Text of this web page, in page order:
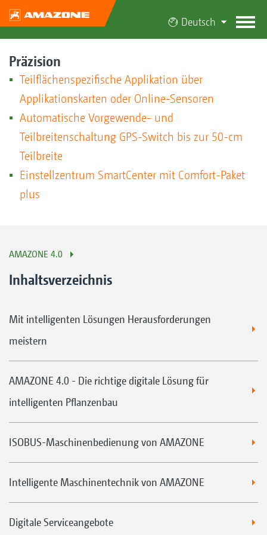
Deutsch
Präzision
Teilflächenspezifische Applikation über
Applikationskarten oder Online-Sensoren
Automatische Vorgewende- und
Teilbreitenschaltung GPS-Switch bis zur 50-cm
Teilbreite
Einstellzentrum SmartCenter mit Comfort-Paket
plus
AMAZONE 4.0
Inhaltsverzeichnis
Mit intelligenten Lösungen Herausforderungen
meistern
AMAZONE 4.0 - Die richtige digitale Lösung für
intelligenten Pflanzenbau
ISOBUS-Maschinenbedienung von AMAZONE
Intelligente Maschinentechnik von AMAZONE
Digitale Serviceangebote